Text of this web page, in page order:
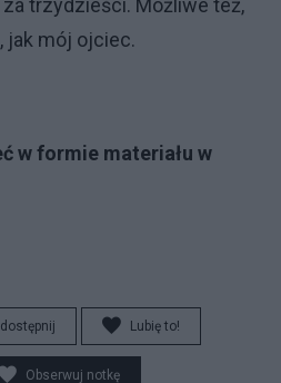
trzydzieści. Możliwe też,
jak mój ojciec.
w formie materiału w
Lubię to!
Obserwuj notkę